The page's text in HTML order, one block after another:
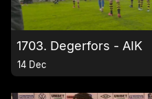
1703. Degerfors - AIK
14 Dec